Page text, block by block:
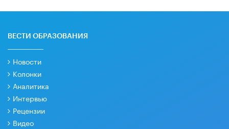
ВЕСТИ ОБРАЗОВАНИЯ
Новости
Колонки
Аналитика
Интервью
Рецензии
Видео